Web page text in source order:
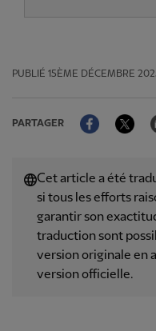
PUBLIÉ 15ÈME DÉCEMBRE
PARTAGER
Facebook
Cet article a été
si tous les efforts
garantir son
traduction sont
version originale en
version officielle.